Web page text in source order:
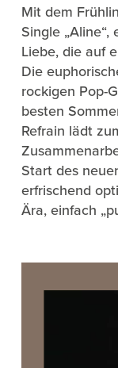
Mit dem
Single
Liebe, die auf
Die
rockigen Pop-
besten
Refrain lädt
Start des
erfrischend
Ära, einfach
Player